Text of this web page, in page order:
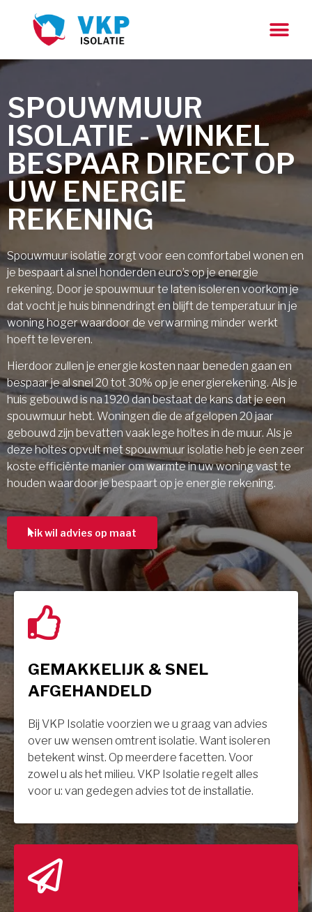
SPOUWMUUR
ISOLATIE - WINKEL
BESPAAR DIRECT OP
UW ENERGIE
REKENING
Spouwmuur isolatie zorgt voor een comfortabel wonen en
je bespaart al snel honderden euro’s op je energie
rekening. Door je spouwmuur te laten isoleren voorkom je
dat vocht je huis binnendringt en blijft de temperatuur in je
woning hoger waardoor de verwarming minder werkt
hoeft te leveren.
Hierdoor zullen je energie kosten naar beneden gaan en
bespaar je al snel 20 tot 30% op je energierekening. Als je
huis gebouwd is na 1920 dan bestaat de kans dat je een
spouwmuur hebt. Woningen die de afgelopen 20 jaar
gebouwd zijn bevatten vaak lege holtes in de muur. Als je
deze holtes opvult met spouwmuur isolatie heb je een zeer
koste efficiënte manier om warmte in uw woning vast te
houden waardoor je bespaart op je energie rekening.
ik wil advies op maat
GEMAKKELIJK & SNEL
AFGEHANDELD
Bij VKP Isolatie voorzien we u graag van advies
over uw wensen omtrent isolatie. Want isoleren
betekent winst. Op meerdere facetten. Voor
zowel u als het milieu. VKP Isolatie regelt alles
voor u: van gedegen advies tot de installatie.